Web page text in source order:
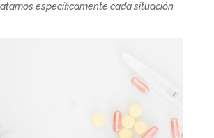
específicamente cada situación.